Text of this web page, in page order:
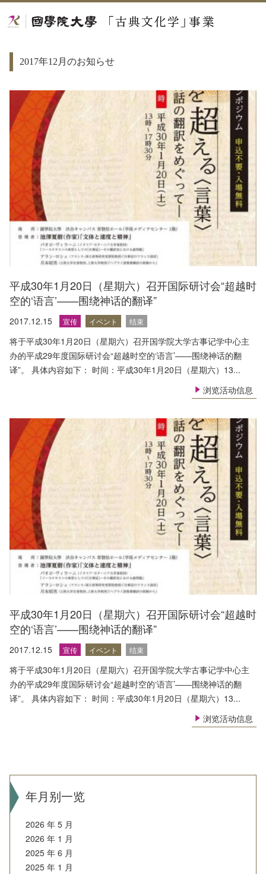
2017年12月のお知らせ
平成30年1月20日（星期六）召开国际研讨会“超越时
空的‘语言’——围绕神话的翻译”
2017.12.15 宣传 イベント 结束
将于平成30年1月20日（星期六）召开国学院大学古事记学中心主
办的平成29年度国际研讨会“超越时空的‘语言’——围绕神话的翻
译”。 具体内容如下： 时间：平成30年1月20日（星期六）13...
浏览活动信息
平成30年1月20日（星期六）召开国际研讨会“超越时
空的‘语言’——围绕神话的翻译”
2017.12.15 宣传 イベント 结束
将于平成30年1月20日（星期六）召开国学院大学古事记学中心主
办的平成29年度国际研讨会“超越时空的‘语言’——围绕神话的翻
译”。 具体内容如下： 时间：平成30年1月20日（星期六）13...
浏览活动信息
年月别一览
2026 年 5 月
2026 年 1 月
2025 年 6 月
2025 年 1 月